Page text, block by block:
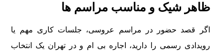
ظاهر شيک و مناسب مراسم ها
اگر قصد حضور در مراسم عروسی، جلسات کاری مهم يا
رويدادی رسمی را داريد، اجاره بی ام و در تهران يک انتخاب